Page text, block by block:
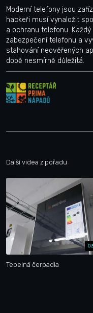
Moderní telefony jsou
hackeři musí vynaložit
a ochranu telefonu.
zabezpečení telefonu a
stahování neověřených
době nesmírně důležitá.
Další videa z pořadu
Tepelná čerpadla